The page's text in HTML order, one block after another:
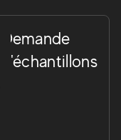
Demande
d'échantillons